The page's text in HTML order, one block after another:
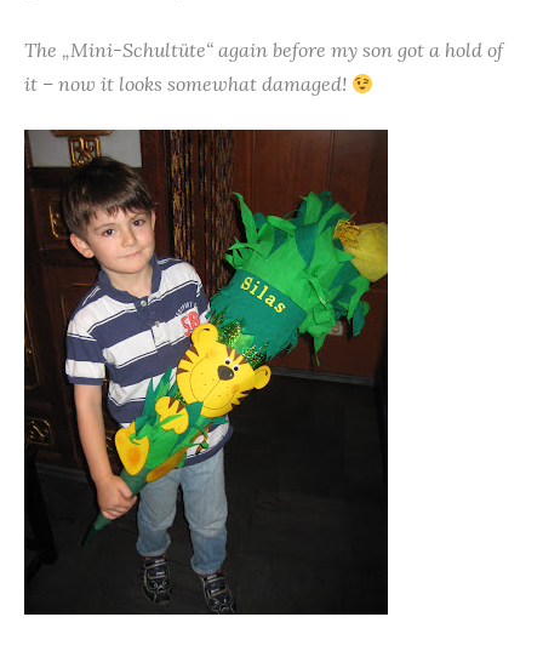
The „Mini-Schultüte“ again before my son got a hold of
it – now it looks somewhat damaged!